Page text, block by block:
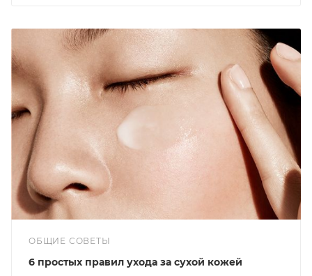
ОБЩИЕ СОВЕТЫ
6 простых правил ухода за сухой кожей